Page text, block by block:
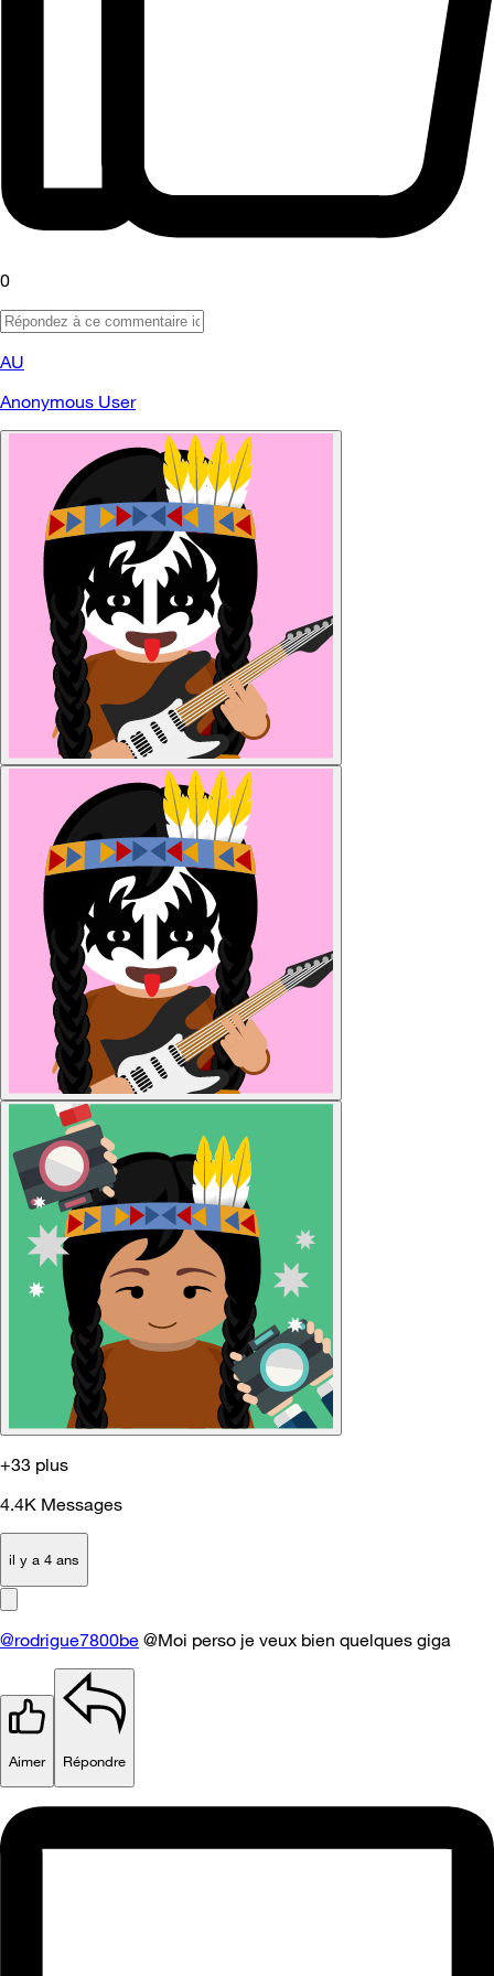
0
AU
Anonymous User
+33 plus
4.4K Messages
il y a 4 ans
@rodrigue7800be @Moi perso je veux bien quelques giga
Aimer Répondre